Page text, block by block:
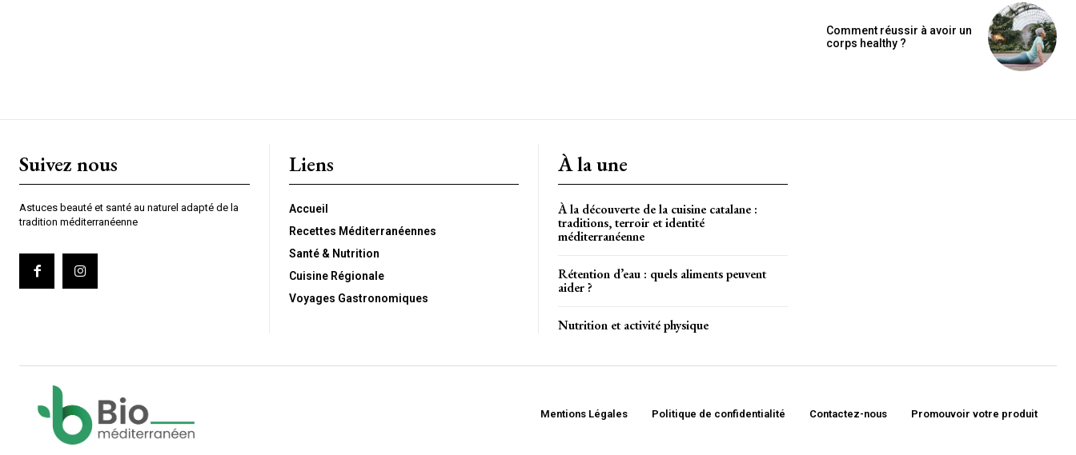
Comment réussir à avoir un
corps healthy ?
Suivez nous
Astuces beauté et santé au naturel adapté de la
tradition méditerranéenne
Liens
Accueil
Recettes Méditerranéennes
Santé & Nutrition
Cuisine Régionale
Voyages Gastronomiques
À la une
À la découverte de la cuisine catalane :
traditions, terroir et identité
méditerranéenne
Rétention d’eau : quels aliments peuvent
aider ?
Nutrition et activité physique
Mentions Légales Politique de confidentialité Contactez-nous Promouvoir votre produit